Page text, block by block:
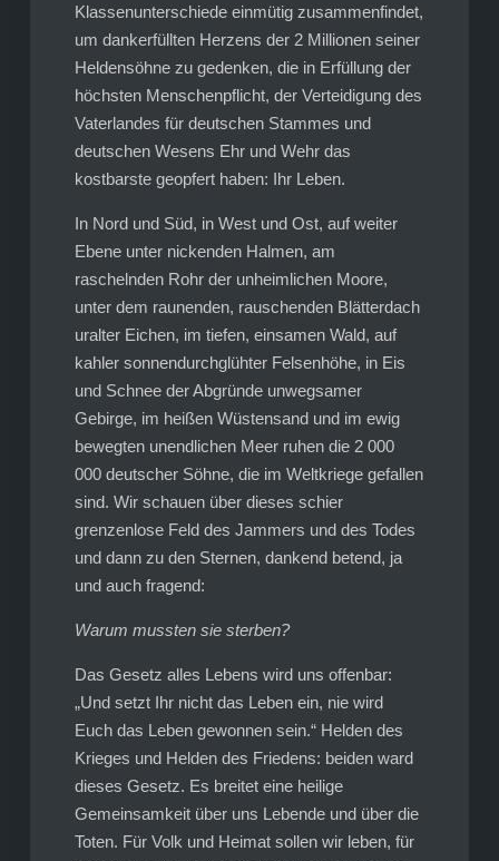
Klassenunterschiede einmütig zusammenfindet,
um dankerfüllten Herzens der 2 Millionen seiner
Heldensöhne zu gedenken, die in Erfüllung der
höchsten Menschenpflicht, der Verteidigung des
Vaterlandes für deutschen Stammes und
deutschen Wesens Ehr und Wehr das
kostbarste geopfert haben: Ihr Leben.
In Nord und Süd, in West und Ost, auf weiter
Ebene unter nickenden Halmen, am
raschelnden Rohr der unheimlichen Moore,
unter dem raunenden, rauschenden Blätterdach
uralter Eichen, im tiefen, einsamen Wald, auf
kahler sonnendurchglühter Felsenhöhe, in Eis
und Schnee der Abgründe unwegsamer
Gebirge, im heißen Wüstensand und im ewig
bewegten unendlichen Meer ruhen die 2 000
000 deutscher Söhne, die im Weltkriege gefallen
sind. Wir schauen über dieses schier
grenzenlose Feld des Jammers und des Todes
und dann zu den Sternen, dankend betend, ja
und auch fragend:
Warum mussten sie sterben?
Das Gesetz alles Lebens wird uns offenbar:
„Und setzt Ihr nicht das Leben ein, nie wird
Euch das Leben gewonnen sein.“ Helden des
Krieges und Helden des Friedens: beiden ward
dieses Gesetz. Es breitet eine heilige
Gemeinsamkeit über uns Lebende und über die
Toten. Für Volk und Heimat sollen wir leben, für